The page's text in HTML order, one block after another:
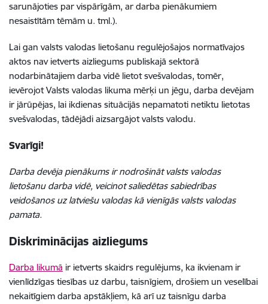
sarunājoties par vispārīgām, ar darba pienākumiem
nesaistītām tēmām u. tml.).
Lai gan valsts valodas lietošanu regulējošajos normatīvajos
aktos nav ietverts aizliegums publiskajā sektorā
nodarbinātajiem darba vidē lietot svešvalodas, tomēr,
ievērojot Valsts valodas likuma mērķi un jēgu, darba devējam
ir jārūpējas, lai ikdienas situācijās nepamatoti netiktu lietotas
svešvalodas, tādējādi aizsargājot valsts valodu.
Svarīgi!
Darba devēja pienākums ir nodrošināt valsts valodas
lietošanu darba vidē, veicinot saliedētas sabiedrības
veidošanos uz latviešu valodas kā vienīgās valsts valodas
pamata.
Diskriminācijas aizliegums
Darba likumā ir ietverts skaidrs regulējums, ka ikvienam ir
vienlīdzīgas tiesības uz darbu, taisnīgiem, drošiem un veselībai
nekaitīgiem darba apstākļiem, kā arī uz taisnīgu darba